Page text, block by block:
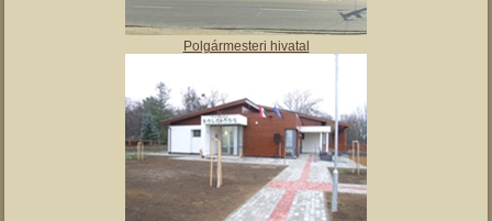
Polgármesteri hivatal